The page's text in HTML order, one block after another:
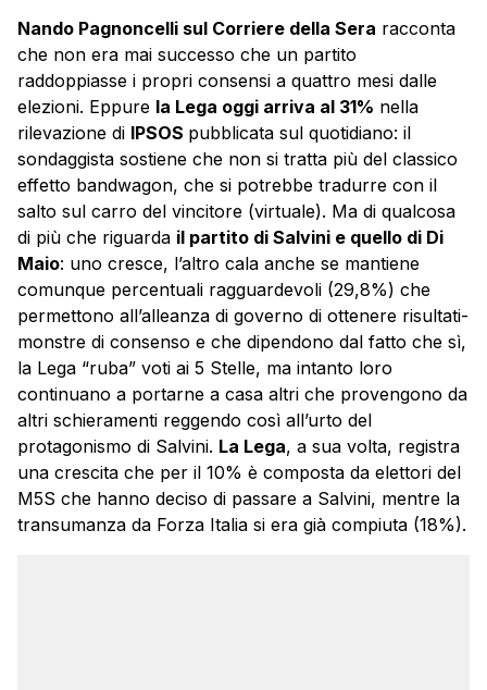
Nando Pagnoncelli sul Corriere della Sera racconta
che non era mai successo che un partito
raddoppiasse i propri consensi a quattro mesi dalle
elezioni. Eppure la Lega oggi arriva al 31% nella
rilevazione di IPSOS pubblicata sul quotidiano: il
sondaggista sostiene che non si tratta più del classico
effetto bandwagon, che si potrebbe tradurre con il
salto sul carro del vincitore (virtuale). Ma di qualcosa
di più che riguarda il partito di Salvini e quello di Di
Maio: uno cresce, l’altro cala anche se mantiene
comunque percentuali ragguardevoli (29,8%) che
permettono all’alleanza di governo di ottenere risultati-
monstre di consenso e che dipendono dal fatto che sì,
la Lega “ruba” voti ai 5 Stelle, ma intanto loro
continuano a portarne a casa altri che provengono da
altri schieramenti reggendo così all’urto del
protagonismo di Salvini. La Lega, a sua volta, registra
una crescita che per il 10% è composta da elettori del
M5S che hanno deciso di passare a Salvini, mentre la
transumanza da Forza Italia si era già compiuta (18%).